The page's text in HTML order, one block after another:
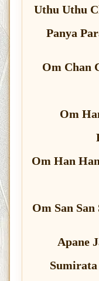
Uthu Uthu
Panya
Om Chan
Om
Om Han
Om San
Apane